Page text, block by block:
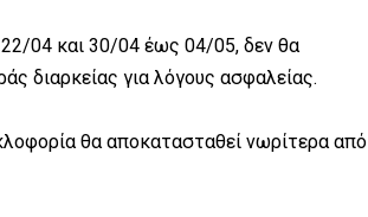
04 και 30/04 έως 04/05, δεν θα
διαρκείας για λόγους ασφαλείας.
θα αποκατασταθεί νωρίτερα από